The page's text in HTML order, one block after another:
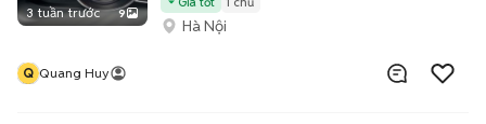
3 tuần trước 9
Hà Nội
Q Quang Huy